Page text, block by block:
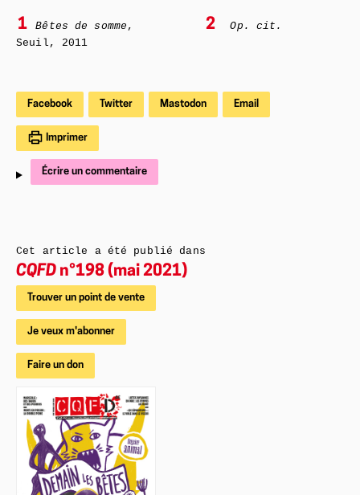
1 Bêtes de somme ,
Seuil, 2011
2 Op. cit.
Facebook Twitter Mastodon Email
Imprimer
Écrire un commentaire
Cet article a été publié dans
CQFD n°198 (mai 2021)
Trouver un point de vente
Je veux m'abonner
Faire un don